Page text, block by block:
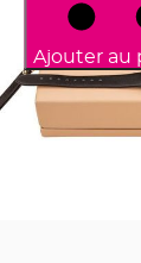
Ajouter au